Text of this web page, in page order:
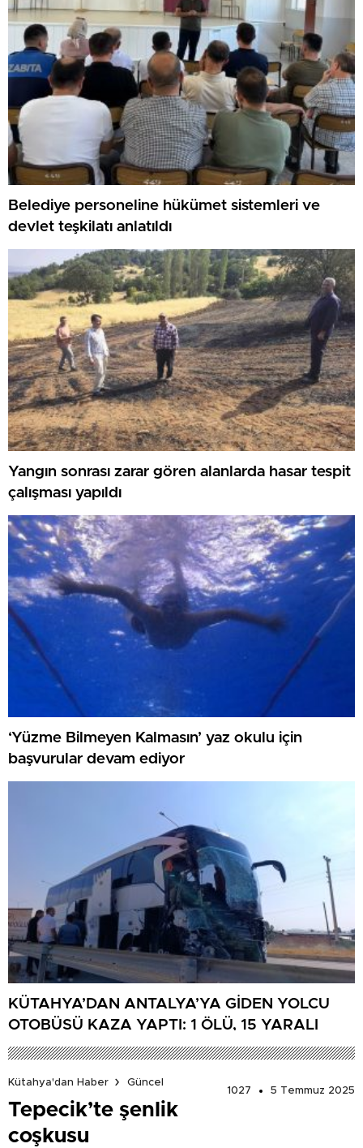
Belediye personeline hükümet sistemleri ve
devlet teşkilatı anlatıldı
Yangın sonrası zarar gören alanlarda hasar tespit
çalışması yapıldı
‘Yüzme Bilmeyen Kalmasın’ yaz okulu için
başvurular devam ediyor
KÜTAHYA’DAN ANTALYA’YA GİDEN YOLCU
OTOBÜSÜ KAZA YAPTI: 1 ÖLÜ, 15 YARALI
Kütahya'dan Haber
Güncel
1027
5 Temmuz 2025
Tepecik’te şenlik
coşkusu